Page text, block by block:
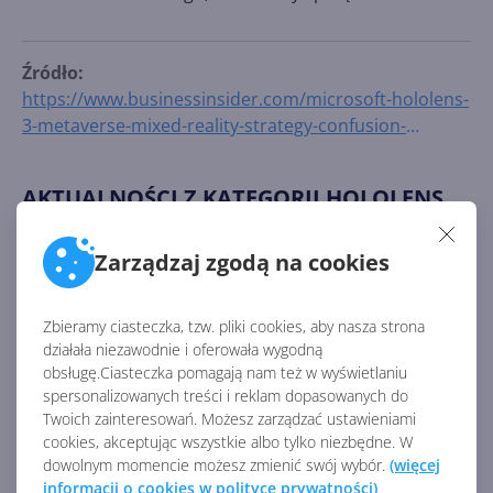
Zarządzaj zgodą na cookies
Zbieramy ciasteczka, tzw. pliki cookies, aby nasza strona
działała niezawodnie i oferowała wygodną
obsługę.Ciasteczka pomagają nam też w wyświetlaniu
spersonalizowanych treści i reklam dopasowanych do
Twoich zainteresowań. Możesz zarządzać ustawieniami
cookies, akceptując wszystkie albo tylko niezbędne. W
dowolnym momencie możesz zmienić swój wybór. (więcej
informacji o cookies w polityce prywatności)
Źródło:
https://www.businessinsider.com/microsoft-hololens-
3-metaverse-mixed-reality-strategy-confusion-
AKTUALNOŚCI Z KATEGORII HOLOLENS
To już ostatnia aktualizacja
HoloLens 2
Samsung Display dostarczy
wyświetlacze microOLED dla
następnej generacji Mixed
Reality Microsoftu?